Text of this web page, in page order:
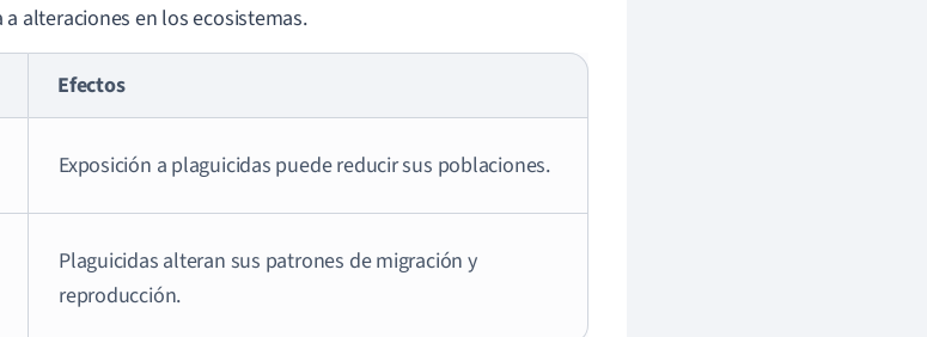
alteraciones en los ecosistemas.
Efectos
Exposición a plaguicidas puede reducir sus poblaciones.
Plaguicidas alteran sus patrones de migración y
reproducción.